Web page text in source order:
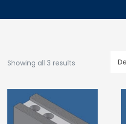
Showing all 3 results